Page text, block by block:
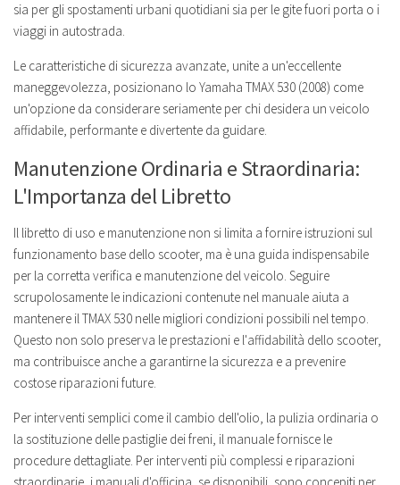
sia per gli spostamenti urbani quotidiani sia per le gite fuori porta o i
viaggi in autostrada.
Le caratteristiche di sicurezza avanzate, unite a un'eccellente
maneggevolezza, posizionano lo Yamaha TMAX 530 (2008) come
un'opzione da considerare seriamente per chi desidera un veicolo
affidabile, performante e divertente da guidare.
Manutenzione Ordinaria e Straordinaria:
L'Importanza del Libretto
Il libretto di uso e manutenzione non si limita a fornire istruzioni sul
funzionamento base dello scooter, ma è una guida indispensabile
per la corretta verifica e manutenzione del veicolo. Seguire
scrupolosamente le indicazioni contenute nel manuale aiuta a
mantenere il TMAX 530 nelle migliori condizioni possibili nel tempo.
Questo non solo preserva le prestazioni e l'affidabilità dello scooter,
ma contribuisce anche a garantirne la sicurezza e a prevenire
costose riparazioni future.
Per interventi semplici come il cambio dell'olio, la pulizia ordinaria o
la sostituzione delle pastiglie dei freni, il manuale fornisce le
procedure dettagliate. Per interventi più complessi e riparazioni